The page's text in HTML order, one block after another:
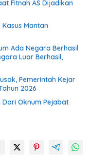
Fitnah AS Dijadikan
Mantan
Ada Negara Berhasil
Luar Berhasil,
Pemerintah Kejar
2026
Dari Oknum Pejabat